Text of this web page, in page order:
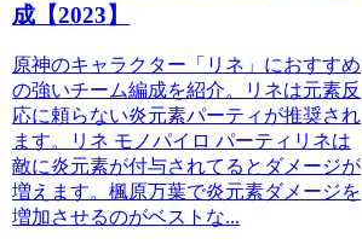
成【2023】
原神のキャラクター「リネ」におすすめ
の強いチーム編成を紹介。リネは元素反
応に頼らない炎元素パーティが推奨され
ます。リネ モノパイロ パーティリネは
敵に炎元素が付与されてるとダメージが
増えます。楓原万葉で炎元素ダメージを
増加させるのがベストな...